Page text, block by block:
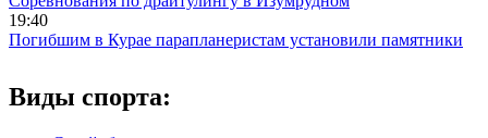
19:40
Погибшим в Курае парапланеристам установили памятники
Виды спорта: